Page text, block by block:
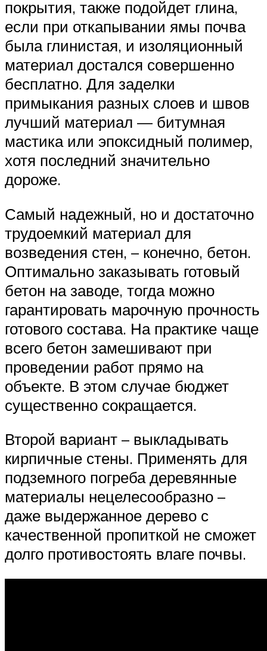
покрытия, также подойдет глина,
если при откапывании ямы почва
была глинистая, и изоляционный
материал достался совершенно
бесплатно. Для заделки
примыкания разных слоев и швов
лучший материал — битумная
мастика или эпоксидный полимер,
хотя последний значительно
дороже.
Самый надежный, но и достаточно
трудоемкий материал для
возведения стен, – конечно, бетон.
Оптимально заказывать готовый
бетон на заводе, тогда можно
гарантировать марочную прочность
готового состава. На практике чаще
всего бетон замешивают при
проведении работ прямо на
объекте. В этом случае бюджет
существенно сокращается.
Второй вариант – выкладывать
кирпичные стены. Применять для
подземного погреба деревянные
материалы нецелесообразно –
даже выдержанное дерево с
качественной пропиткой не сможет
долго противостоять влаге почвы.